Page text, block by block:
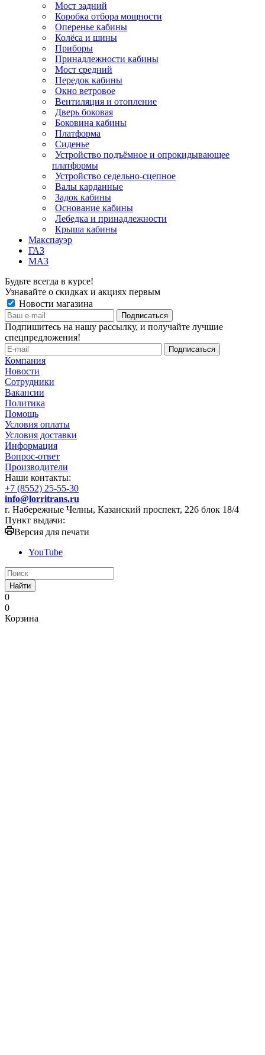
Мост задний
Коробка отбора мощности
Оперенье кабины
Колёса и шины
Приборы
Принадлежности кабины
Мост средний
Передок кабины
Окно ветровое
Вентиляция и отопление
Дверь боковая
Боковина кабины
Платформа
Сиденье
Устройство подъёмное и опрокидывающее
платформы
Устройство седельно-сцепное
Валы карданные
Задок кабины
Основание кабины
Лебедка и принадлежности
Крыша кабины
Макспауэр
ГАЗ
МАЗ
Будьте всегда в курсе!
Узнавайте о скидках и акциях первым
Новости магазина
Подпишитесь на нашу рассылку, и получайте лучшие
спецпредложения!
Компания
Новости
Сотрудники
Вакансии
Политика
Помощь
Условия оплаты
Условия доставки
Информация
Вопрос-ответ
Производители
Наши контакты:
+7 (8552) 25-55-30
info@lorritrans.ru
г. Набережные Челны, Казанский проспект, 226 блок 18/4
Пункт выдачи:
Версия для печати
YouTube
Найти
0
0
Корзина